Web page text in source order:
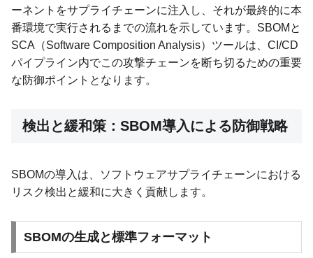
ーネントをサプライチェーンに注入し、それが最終的に本
番環境で実行されるまでの流れを示しています。SBOMと
SCA（Software Composition Analysis）ツールは、CI/CD
パイプライン内でこの攻撃チェーンを断ち切るための重要
な防御ポイントとなります。
検出と緩和策：SBOM導入による防御戦略
SBOMの導入は、ソフトウェアサプライチェーンにおける
リスク検出と緩和に大きく貢献します。
SBOMの生成と標準フォーマット